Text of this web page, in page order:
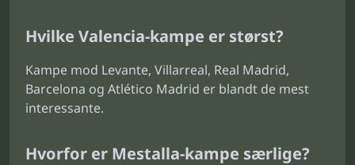
Hvilke Valencia-kampe er størst?
Kampe mod Levante, Villarreal, Real Madrid,
Barcelona og Atlético Madrid er blandt de mest
interessante.
Hvorfor er Mestalla-kampe særlige?